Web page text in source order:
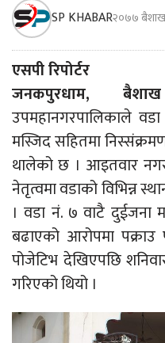
SP KHABAR२०७७
एसपी रिपोर्टर
जनकपुरधाम,
उपमहानगरपालिकाले
मस्जिद सहितमा
थालेको छ । आइतवार
नेतृत्वमा वडाको विभिन्न
। वडा नं. ७ वाटै दुईजना
बढाएको आरोपमा पक्राउ
पोजेटिभ देखिएपछि
गरिएको थियो ।